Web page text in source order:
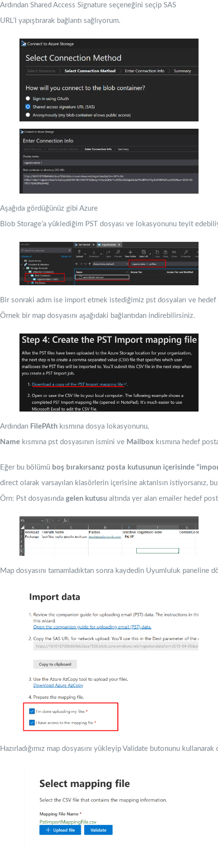
Ardından Shared Access Signature seçeneğini seçip SAS
URL’I yapıştırarak bağlantı sağlıyorum.
Aşağıda gördüğünüz gibi Azure
Blob Storage’a yüklediğim PST dosyası ve lokasyonunu teyit
Bir sonraki adım ise import etmek istediğimiz pst dosyaları ve
Örnek bir map dosyasını aşağıdaki bağlantıdan indirebilirsiniz.
Ardından FilePAth kısmına dosya lokasyonunu,
Name kısmına pst dosyasının ismini ve Mailbox kısmına hedef
Eğer bu bölümü boş bırakırsanız posta kutusunun içerisinde
direct olarak varsayılan klasörlerin içerisine aktarılsın istiyorsanız,
Örn: Pst dosyasında gelen kutusu altında yer alan emailer hedef
Map dosyasını tamamladıktan sonra kaydedin Uyumluluk
Hazırladığımız map dosyasını yükleyip Validate butonunu